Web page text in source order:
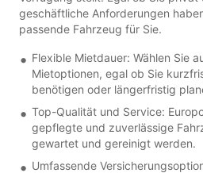
geschäftliche Anforderungen
passende Fahrzeug für Sie.
Flexible Mietdauer: Wählen Sie
Mietoptionen, egal ob Sie
benötigen oder längerfristig
Top-Qualität und Service:
gepflegte und zuverlässige
gewartet und gereinigt werden.
Umfassende